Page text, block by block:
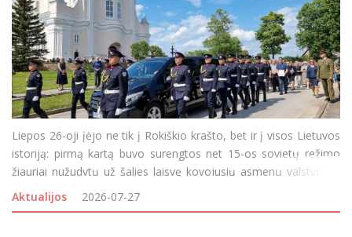
Liepos 26-oji įėjo ne tik į Rokiškio krašto, bet ir į visos Lietuvos
istoriją: pirmą kartą buvo surengtos net 15-os sovietų režimo
žiauriai nužudytų už šalies laisvę kovojusių asmenų valstybinio
lygio laidotuvės. Jūžintų ir Ragelių kapinėse į amžinojo poilsio
vietas sekmadienį p
Aktualijos 2026-07-27